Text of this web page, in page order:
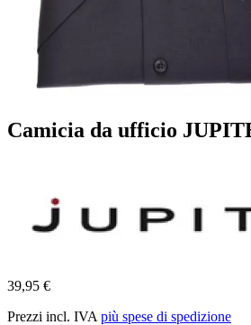
Camicia da ufficio
39,95 €
Prezzi incl. IVA più spese di spedizione